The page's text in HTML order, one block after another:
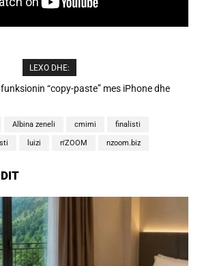
LEXO DHE:
dhe Georgina martohen këtë të shtunë,
Albina zeneli cmimi finalisti
luizi n'ZOOM nzoom.biz